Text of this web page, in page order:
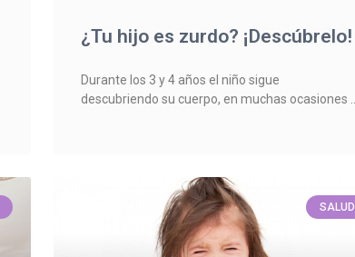
¿Tu hijo es zurdo? ¡Descúbrelo!
Durante los 3 y 4 años el niño sigue
descubriendo su cuerpo, en muchas ocasiones
SALUD